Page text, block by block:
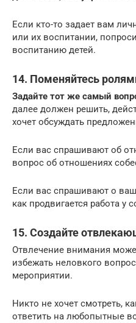
Если кто-то задает вам
или их воспитании,
воспитанию детей.
14. Поменяйтесь
Задайте тот же самый
далее должен решить,
хочет обсуждать
Если вас спрашивают об
вопрос об отношениях
Если вас спрашивают о
как продвигается работа у
15. Создайте
Отвлечение внимания
избежать неловкого
мероприятии.
Никто не хочет смотреть,
ответить на любопытные